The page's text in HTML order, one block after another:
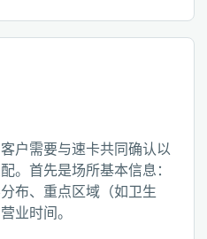
户需要与速卡共同确认以
。首先是场所基本信息：
布、重点区域（如卫生
业时间。